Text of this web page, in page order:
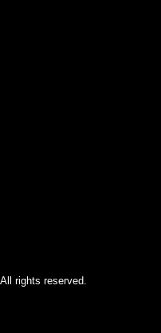
rights reserved.